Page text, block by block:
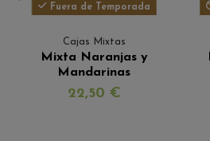
Fuera de Temporada
Cajas Mixtas
Mixta Naranjas y
Mandarinas
22,50 €